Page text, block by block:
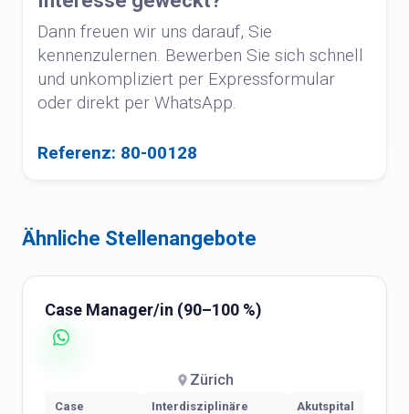
Dann freuen wir uns darauf, Sie
kennenzulernen. Bewerben Sie sich schnell
und unkompliziert per Expressformular
oder direkt per WhatsApp.
Referenz: 80-00128
Ähnliche Stellenangebote
Case Manager/in (90–100 %)
Zürich
Case
Interdisziplinäre
Akutspital